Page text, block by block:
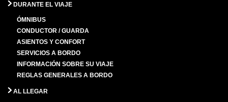
DURANTE EL VIAJE
ÓMNIBUS
CONDUCTOR / GUARDA
ASIENTOS Y CONFORT
SERVICIOS A BORDO
INFORMACIÓN SOBRE SU VIAJE
REGLAS GENERALES A BORDO
AL LLEGAR